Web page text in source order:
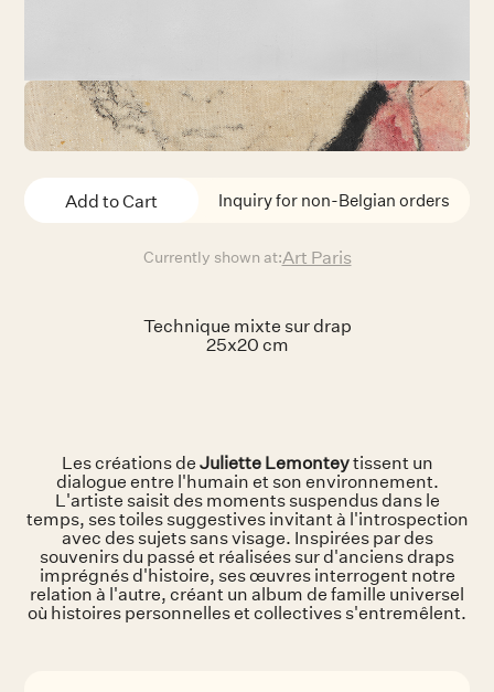
Inquiry for non-Belgian orders
Currently shown at:Art Paris
Technique mixte sur drap
25x20 cm
Les créations deJuliette Lemonteytissent un
dialogue entre l'humain et son environnement.
L'artiste saisit des moments suspendus dans le
temps, ses toiles suggestives invitant à l'introspection
avec des sujets sans visage. Inspirées par des
souvenirs du passé et réalisées sur d'anciens draps
imprégnés d'histoire, ses œuvres interrogent notre
relation à l'autre, créant un album de famille universel
où histoires personnelles et collectives s'entremêlent.